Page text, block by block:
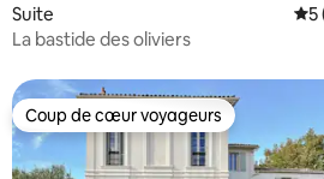
5 sur 5
Suite
5
La bastide des oliviers
Coup de cœur voyageurs
Coup de cœur voyageurs